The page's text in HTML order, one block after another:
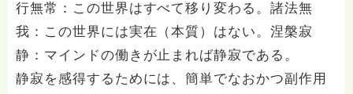
行無常：この世界はすべて移り変わる。諸法無
我：この世界には実在（本質）はない。涅槃寂
静：マインドの働きが止まれば静寂である。
静寂を感得するためには、簡単でなおかつ副作用